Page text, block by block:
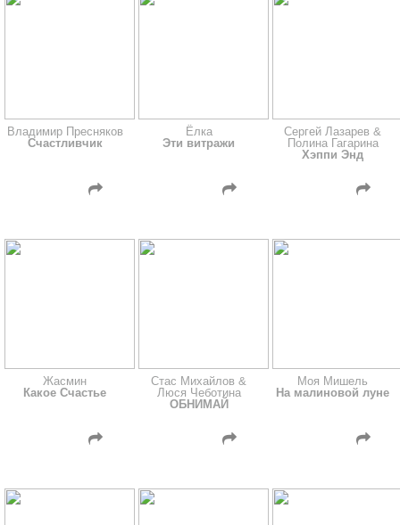
Владимир Пресняков
Счастливчик
Ёлка
Эти витражи
Сергей Лазарев &
Полина Гагарина
Хэппи Энд
Жасмин
Какое Счастье
Стас Михайлов &
Люся Чеботина
ОБНИМАЙ
Моя Мишель
На малиновой луне